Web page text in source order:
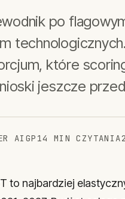
po
które
jeszcze
AIGP 14 MIN CZYTANIA
to najbardziej